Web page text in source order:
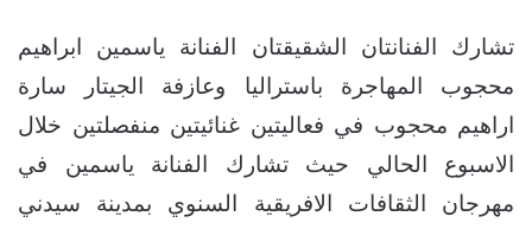
تشارك الفنانتان الشقيقتان الفنانة ياسمين ابراهيم
محجوب المهاجرة باستراليا وعازفة الجيتار سارة
اراهيم محجوب في فعاليتين غنائيتين منفصلتين خلال
الاسبوع الحالي حيث تشارك الفنانة ياسمين في
مهرجان الثقافات الافريقية السنوي بمدينة سيدني